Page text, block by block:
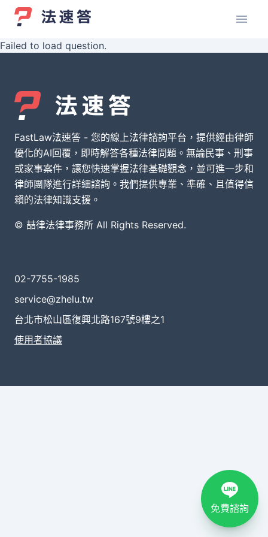
Failed to load question.
FastLaw法速答 - 您的線上法律諮詢平台，提供經由律師
優化的AI回覆，即時解答各種法律問題。無論民事、刑事
或家事案件，讓您快速掌握法律基礎觀念，並可進一步和
律師團隊進行詳細諮詢。我們提供專業、準確、且值得信
賴的法律知識支援。
© 喆律法律事務所 All Rights Reserved.
02-7755-1985
service@zhelu.tw
台北市松山區復興北路167號9樓之1
使用者協議
免費諮詢